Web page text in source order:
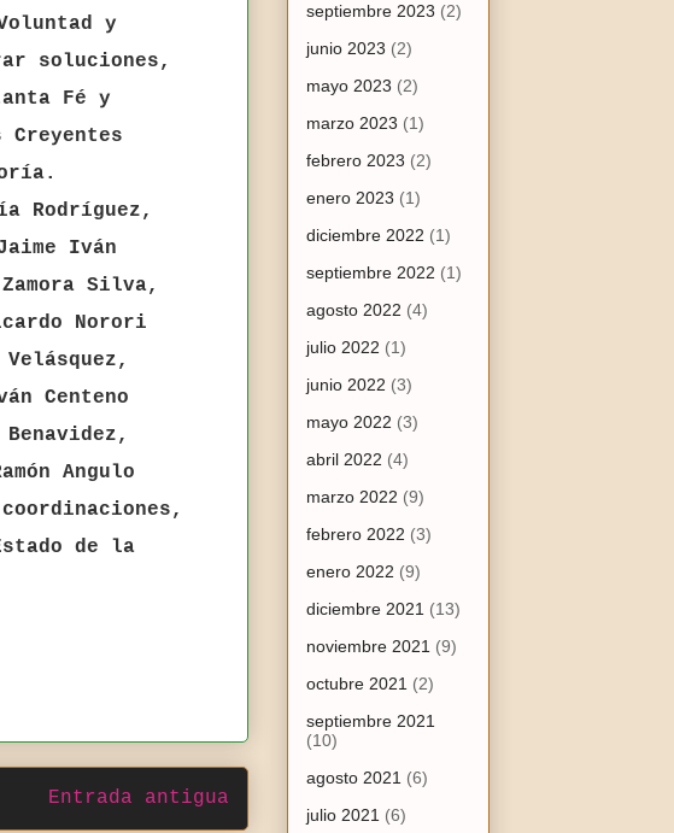
y
soluciones,
Fé y
Creyentes
Rodríguez,
Iván
Silva,
Norori
Centeno
Angulo
de la
Entrada antigua
septiembre 2023 (2)
junio 2023 (2)
mayo 2023 (2)
marzo 2023 (1)
febrero 2023 (2)
enero 2023 (1)
diciembre 2022 (1)
septiembre 2022 (1)
agosto 2022 (4)
julio 2022 (1)
junio 2022 (3)
mayo 2022 (3)
abril 2022 (4)
marzo 2022 (9)
febrero 2022 (3)
enero 2022 (9)
diciembre 2021 (13)
noviembre 2021 (9)
octubre 2021 (2)
septiembre 2021
(10)
agosto 2021 (6)
julio 2021 (6)